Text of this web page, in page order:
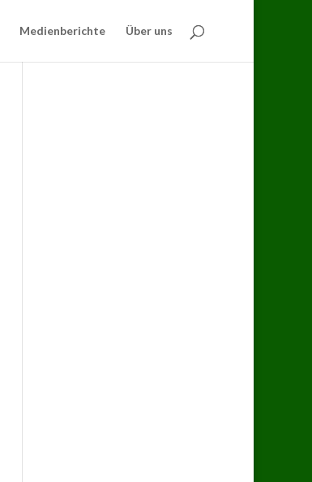
Medienberichte Über uns